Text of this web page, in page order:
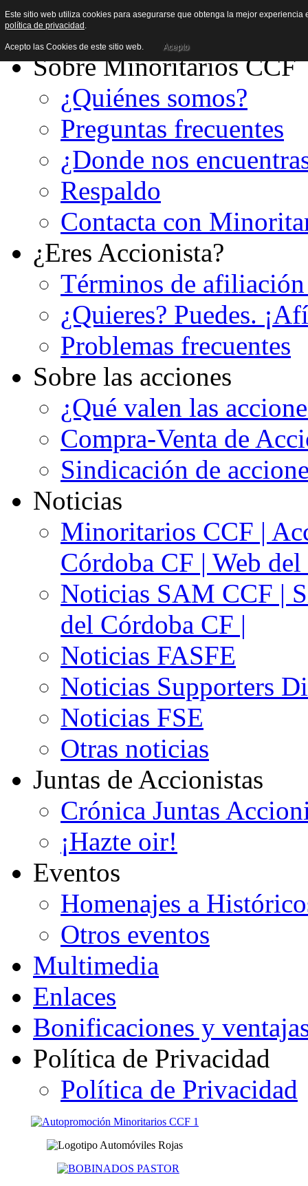
Sobre Minoritarios CCF
¿Quiénes somos?
Preguntas frecuentes
¿Donde nos
Respaldo
Contacta con
¿Eres Accionista?
Términos de
¿Quieres? Puedes.
Problemas frecuentes
Sobre las acciones
¿Qué valen las
Compra-Venta de
Sindicación de
Noticias
Minoritarios CCF |
Córdoba CF | Web
Noticias SAM CCF |
del Córdoba CF |
Noticias FASFE
Noticias Supporters
Noticias FSE
Otras noticias
Juntas de Accionistas
Crónica Juntas
¡Hazte oir!
Eventos
Homenajes a
Otros eventos
Multimedia
Enlaces
Bonificaciones y
Política de Privacidad
Política de Privacidad
Este sitio web utiliza cookies para asegurarse que obtenga la mejor
política de privacidad .
Acepto las Cookies de este sitio web. Acepto